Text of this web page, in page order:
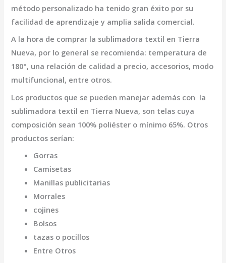
método personalizado ha tenido gran éxito por su
facilidad de aprendizaje y amplia salida comercial.
A la hora de comprar la sublimadora textil en Tierra
Nueva, por lo general se recomienda: temperatura de
180°, una relación de calidad a precio, accesorios, modo
multifuncional, entre otros.
Los productos que se pueden manejar además con la
sublimadora textil en Tierra Nueva, son telas cuya
composición sean 100% poliéster o mínimo 65%. Otros
productos serían:
Gorras
Camisetas
Manillas publicitarias
Morrales
cojines
Bolsos
tazas o pocillos
Entre Otros